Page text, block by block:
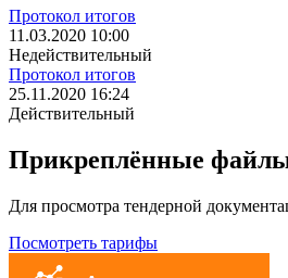
Протокол итогов
11.03.2020 10:00
Недействительный
Протокол итогов
25.11.2020 16:24
Действительный
Прикреплённые
Для просмотра тендерной
Посмотреть тарифы